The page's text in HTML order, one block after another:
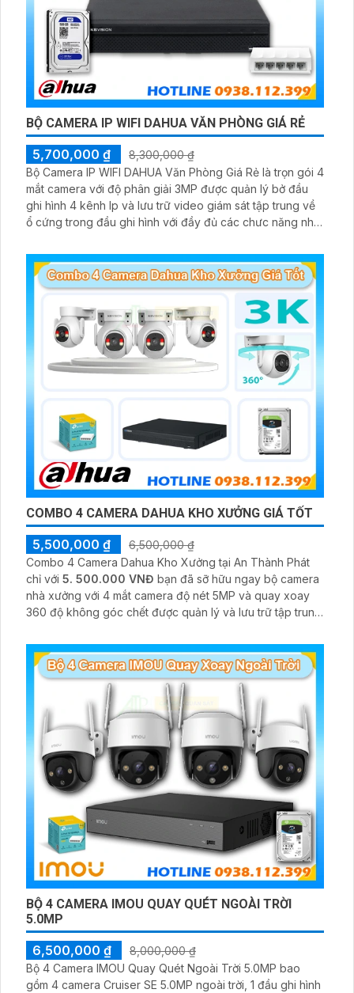
BỘ CAMERA IP WIFI DAHUA VĂN PHÒNG GIÁ RẺ
5,700,000 ₫
8,300,000 ₫
Bộ Camera IP WIFI DAHUA Văn Phòng Giá Rẻ là trọn gói 4
mắt camera với độ phân giải 3MP được quản lý bở đầu
ghi hình 4 kênh Ip và lưu trữ video giám sát tập trung về
ổ cứng trong đầu ghi hình với đầy đủ các chưc năng như
giám sát có màu vào ban đêm
COMBO 4 CAMERA DAHUA KHO XƯỞNG GIÁ TỐT
5,500,000 ₫
6,500,000 ₫
Combo 4 Camera Dahua Kho Xưởng tại An Thành Phát
chỉ với 5. 500.000 VNĐ bạn đã sỡ hữu ngay bộ camera
nhà xưởng với 4 mắt camera độ nét 5MP và quay xoay
360 độ không góc chết được quản lý và lưu trữ tập trung
BỘ 4 CAMERA IMOU QUAY QUÉT NGOÀI TRỜI
5.0MP
6,500,000 ₫
8,000,000 ₫
Bộ 4 Camera IMOU Quay Quét Ngoài Trời 5.0MP bao
gồm 4 camera Cruiser SE 5.0MP ngoài trời, 1 đầu ghi hình